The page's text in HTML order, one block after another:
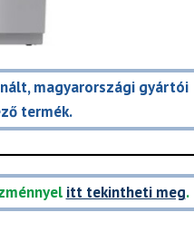
magyarországi gyártói
termék.
itt tekintheti meg.